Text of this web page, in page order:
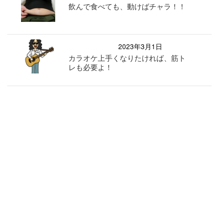
飲んで食べても、動けばチャラ！！
2023年3月1日
カラオケ上手くなりたければ、筋ト
レも必要よ！